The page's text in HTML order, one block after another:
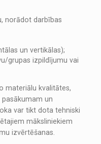
norādot darbības
un vertikālas);
grupas izpildījumu vai
materiālu kvalitātes,
un
var tikt dota tehniski
māksliniekiem
izvērtēšanas.